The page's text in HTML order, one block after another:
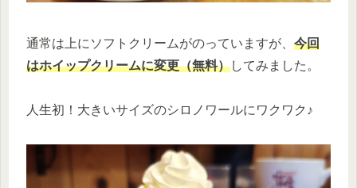
通常は上にソフトクリームがのっていますが、 今回
はホイップクリームに変更（無料）してみました。
人生初！大きいサイズのシロノワールにワクワク♪